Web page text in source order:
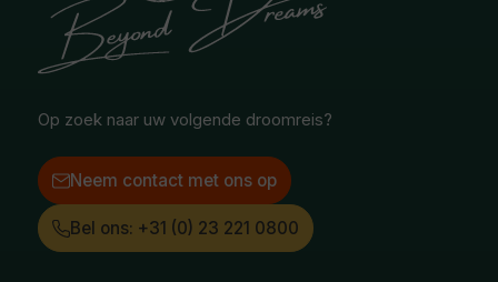
Treinreizen
Facebook
Instagram
Op zoek naar uw volgende droomreis?
Neem contact met ons op
Bel ons: +31 (0) 23 221 0800